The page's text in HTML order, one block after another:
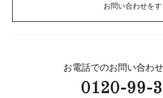
お問い合わせをす
お電話でのお問い合わ
0120-99-